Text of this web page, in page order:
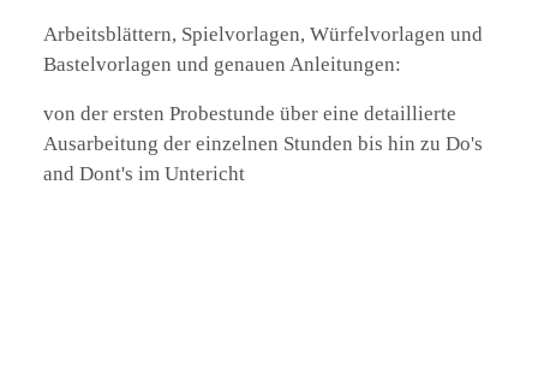
Arbeitsblättern, Spielvorlagen, Würfelvorlagen und
Bastelvorlagen und genauen Anleitungen:
von der ersten Probestunde über eine detaillierte
Ausarbeitung der einzelnen Stunden bis hin zu Do's
and Dont's im Untericht